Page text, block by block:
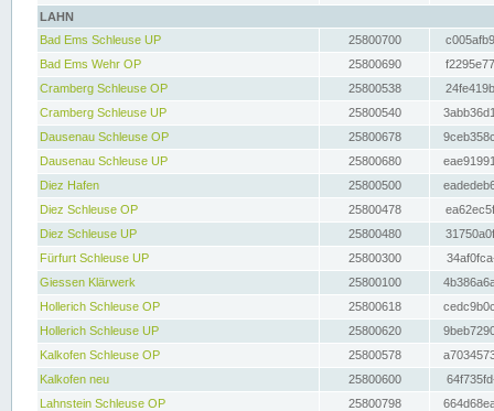
LAHN
Bad Ems Schleuse UP
25800700
Bad Ems Wehr OP
25800690
Cramberg Schleuse OP
25800538
Cramberg Schleuse UP
25800540
Dausenau Schleuse OP
25800678
Dausenau Schleuse UP
25800680
Diez Hafen
25800500
Diez Schleuse OP
25800478
Diez Schleuse UP
25800480
Fürfurt Schleuse UP
25800300
Giessen Klärwerk
25800100
Hollerich Schleuse OP
25800618
Hollerich Schleuse UP
25800620
Kalkofen Schleuse OP
25800578
Kalkofen neu
25800600
Lahnstein Schleuse OP
25800798